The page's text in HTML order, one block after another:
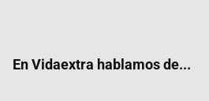
En Vidaextra hablamos de...